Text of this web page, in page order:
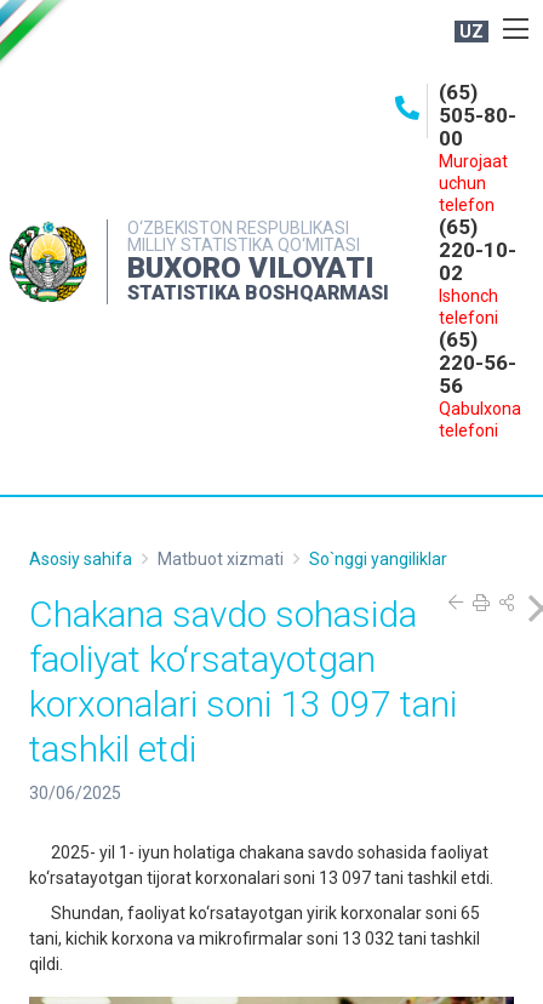
UZ
O‘ZBEKISTON RESPUBLIKASI
MILLIY STATISTIKA QO‘MITASI
BUXORO VILOYATI
STATISTIKA BOSHQARMASI
(65)
505-80-
00
Murojaat
uchun
telefon
(65)
220-10-
02
Ishonch
telefoni
(65)
220-56-
56
Qabulxona
telefoni
MATBUOT XIZMATI
MUROJAATLAR
Asosiy sahifa Matbuot xizmati So`nggi yangiliklar
Chakana savdo sohasida
faoliyat ko‘rsatayotgan
korxonalari soni 13 097 tani
tashkil etdi
30/06/2025
2025- yil 1- iyun holatiga chakana savdo sohasida faoliyat
ko‘rsatayotgan tijorat korxonalari soni 13 097 tani tashkil etdi.
Shundan, faoliyat ko‘rsatayotgan yirik korxonalar soni 65
tani, kichik korxona va mikrofirmalar soni 13 032 tani tashkil
qildi.